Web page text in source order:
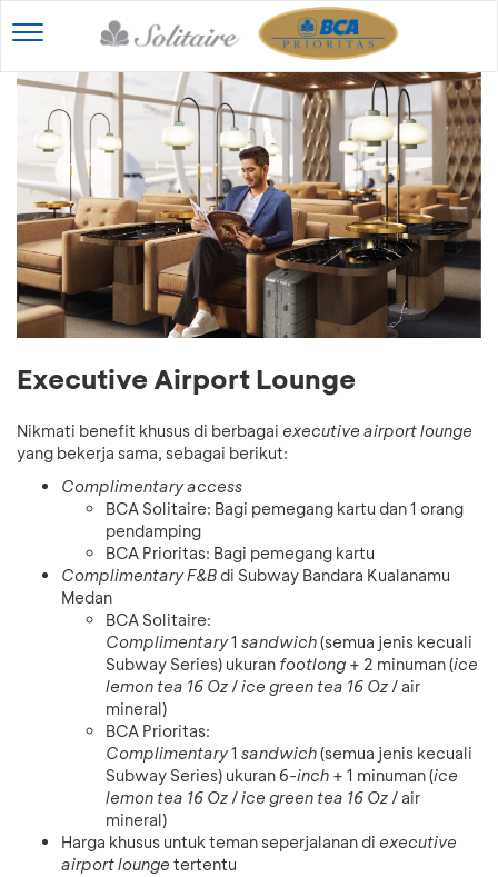
Executive Airport Lounge
Nikmati benefit khusus di berbagai executive airport lounge
yang bekerja sama, sebagai berikut:
Complimentary access
BCA Solitaire: Bagi pemegang kartu dan 1 orang
pendamping
BCA Prioritas: Bagi pemegang kartu
Complimentary F&B di Subway Bandara Kualanamu
Medan
BCA Solitaire:
Complimentary1 sandwich(semua jenis kecuali
Subway Series) ukuran footlong + 2 minuman (ice
lemon tea 16 Oz/ice green tea 16 Oz/ air
mineral)
BCA Prioritas:
Complimentary1 sandwich(semua jenis kecuali
Subway Series) ukuran 6-inch + 1 minuman (ice
lemon tea 16 Oz/ice green tea 16 Oz/ air
mineral)
Harga khusus untuk teman seperjalanan di executive
airport lounge tertentu